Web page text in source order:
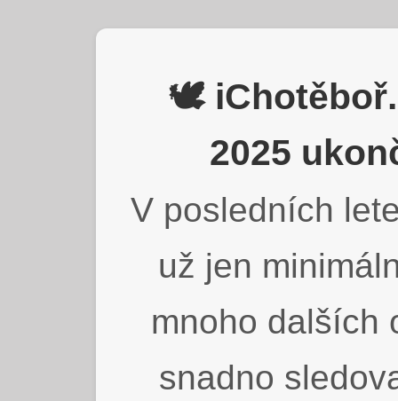
🕊️
2025
V posledních
už jen
mnoho dalších
snadno